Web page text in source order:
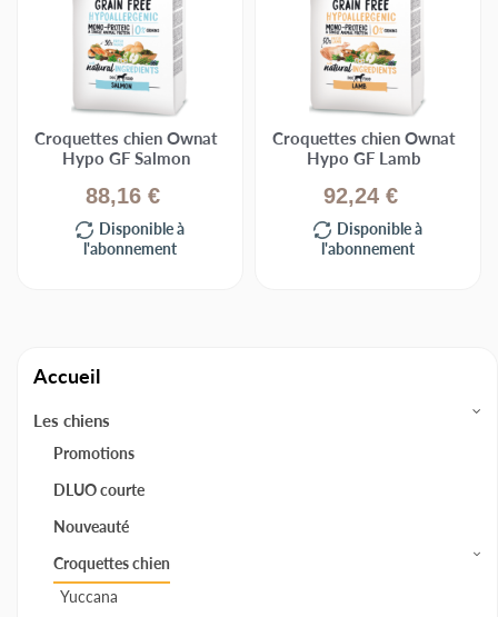
Croquettes chien Ownat
Hypo GF Salmon
88,16 €
Disponible à
l'abonnement
Croquettes chien Ownat
Hypo GF Lamb
92,24 €
Disponible à
l'abonnement
Accueil
Les chiens
Promotions
DLUO courte
Nouveauté
Croquettes chien
Yuccana